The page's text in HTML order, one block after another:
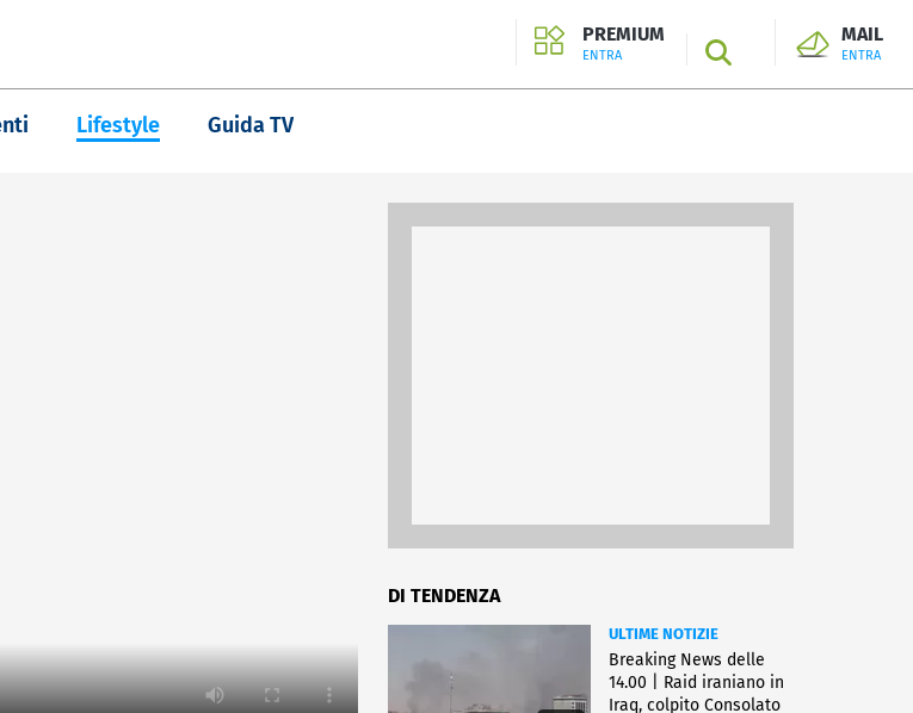
PREMIUM
ENTRA SEARCH
MAIL
ENTRA
Lifestyle Guida TV
DI TENDENZA
ULTIME NOTIZIE
Breaking News delle
14.00 | Raid iraniano in
Iraq, colpito Consolato